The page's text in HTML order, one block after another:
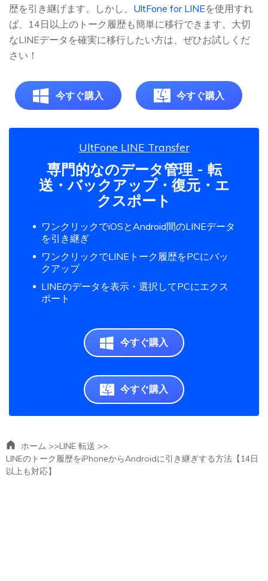
歴を引き継げます。しかし、 UltFone for LINEを使用すれ
ば、14日以上のトーク履歴も簡単に移行できます。大切
なLINEデータを確実に移行したい方は、ぜひお試しくだ
さい！
今すぐ購入 今すぐ購入
UltFone LINE Transfer
専門的なのデータ管理 - 転
送・バックアップ・復元・エ
クスポート
ワンクリックでiOSとAndroid間のLINEデータ
を引き継ぎ
ワンクリックでLINEトーク履歴をPCにバッ
クアップ
LINEのデータを表示・選択してPCにエクス
ポート
今すぐ購入
今すぐ購入
ホーム >>LINE 転送 >>
LINEのトーク履歴をiPhoneからAndroidに引き継ぎする方法【14日
以上も対応】